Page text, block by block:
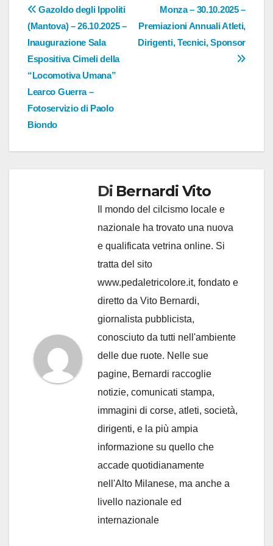
Navigazione
articoli
Monza – 30.10.2025 –
Premiazioni Annuali Atleti,
Dirigenti, Tecnici, Sponsor
Gazoldo degli Ippoliti
(Mantova) – 26.10.2025 –
Inaugurazione Sala
Espositiva Cimeli della
“Locomotiva Umana”
Learco Guerra –
Fotoservizio di Paolo
Biondo
Di Bernardi Vito
Il mondo del cilcismo locale e
nazionale ha trovato una nuova
e qualificata vetrina online. Si
tratta del sito
www.pedaletricolore.it, fondato e
diretto da Vito Bernardi,
giornalista pubblicista,
conosciuto da tutti nell'ambiente
delle due ruote. Nelle sue
pagine, Bernardi raccoglie
notizie, comunicati stampa,
immagini di corse, atleti, società,
dirigenti, e la più ampia
informazione su quello che
accade quotidianamente
nell'Alto Milanese, ma anche a
livello nazionale ed
internazionale